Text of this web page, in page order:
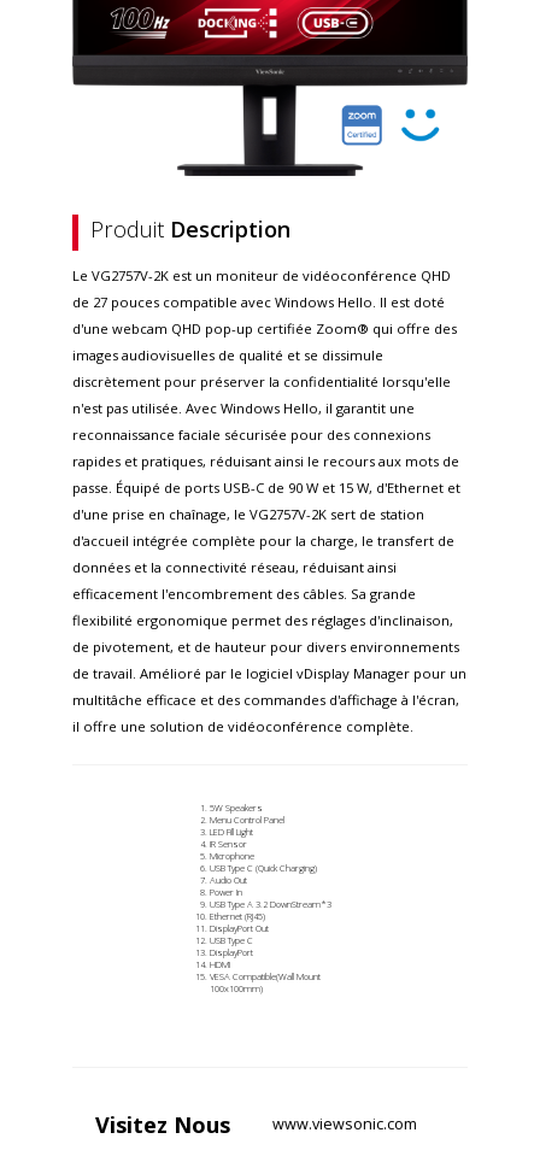
Produit Description
Le VG2757V-2K est un moniteur de vidéoconférence QHD
de 27 pouces compatible avec Windows Hello. Il est doté
d'une webcam QHD pop-up certifiée Zoom® qui offre des
images audiovisuelles de qualité et se dissimule
discrètement pour préserver la confidentialité lorsqu'elle
n'est pas utilisée. Avec Windows Hello, il garantit une
reconnaissance faciale sécurisée pour des connexions
rapides et pratiques, réduisant ainsi le recours aux mots de
passe. Équipé de ports USB-C de 90 W et 15 W, d'Ethernet et
d'une prise en chaînage, le VG2757V-2K sert de station
d'accueil intégrée complète pour la charge, le transfert de
données et la connectivité réseau, réduisant ainsi
efficacement l'encombrement des câbles. Sa grande
flexibilité ergonomique permet des réglages d'inclinaison,
de pivotement, et de hauteur pour divers environnements
de travail. Amélioré par le logiciel vDisplay Manager pour un
multitâche efficace et des commandes d'affichage à l'écran,
il offre une solution de vidéoconférence complète.
5W Speakers
Menu Control Panel
LED Fill Light
IR Sensor
Microphone
USB Type C (Quick Charging)
Audio Out
Power In
USB Type A 3.2 DownStream*3
Ethernet (RJ45)
DisplayPort Out
USB Type C
DisplayPort
HDMI
VESA Compatible(Wall Mount
100x100mm)
Visitez Nous www.viewsonic.com